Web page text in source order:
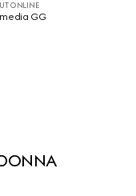
ONLINE
GG